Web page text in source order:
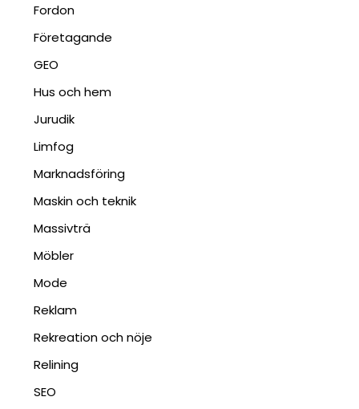
Fordon
Företagande
GEO
Hus och hem
Jurudik
Limfog
Marknadsföring
Maskin och teknik
Massivträ
Möbler
Mode
Reklam
Rekreation och nöje
Relining
SEO